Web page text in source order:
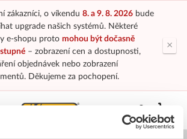
zákazníci, o víkendu 8. a 9. 8. 2026bude
upgrade našich systémů. Některé
e-shopu proto mohou být dočasně
– zobrazení cen a dostupnosti,
objednávek nebo zobrazení
Děkujeme za pochopení.
×